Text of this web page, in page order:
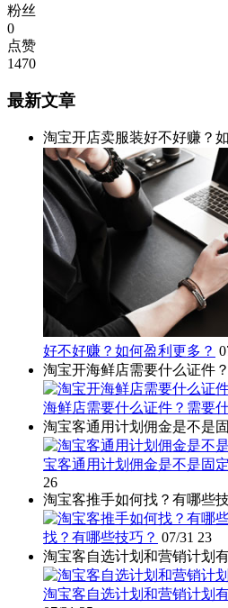
粉丝
0
点赞
1470
最新文章
淘宝开店卖服装好不好赚？
好不好赚？如何盈利更多？
淘宝开海鲜店需要什么证件
海鲜店需要什么证件？需要
淘宝客通用计划佣金是不是
宝客通用计划佣金是不是固
26
淘宝客推手如何找？有哪些
找？有哪些技巧？ 07/31 23
淘宝客自选计划和营销计划
淘宝客自选计划和营销计划